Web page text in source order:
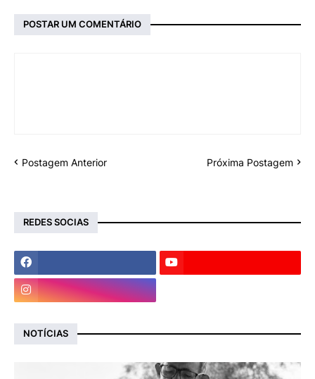
POSTAR UM COMENTÁRIO
Postagem Anterior Próxima Postagem
REDES SOCIAS
NOTÍCIAS